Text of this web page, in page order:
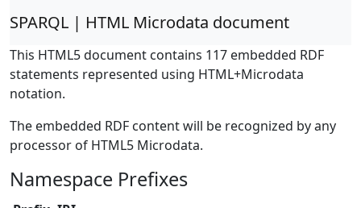
SPARQL | HTML Microdata document
This HTML5 document contains 117 embedded RDF
statements represented using HTML+Microdata
notation.
The embedded RDF content will be recognized by any
processor of HTML5 Microdata.
Namespace Prefixes